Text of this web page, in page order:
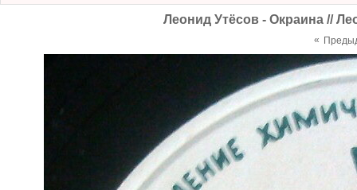
Леонид Утёсов - Окраина //
«